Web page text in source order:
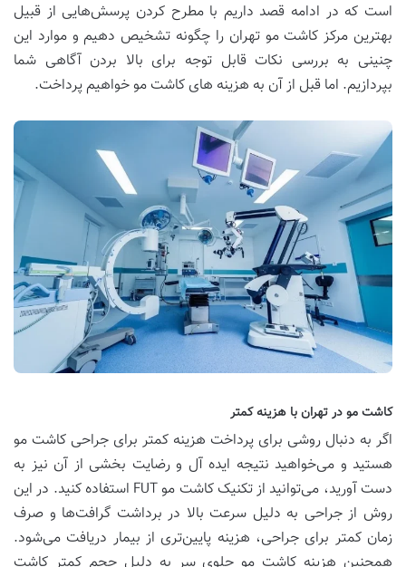
است که در ادامه قصد داریم با مطرح کردن پرسش‌هایی از قبیل
بهترین مرکز کاشت مو تهران را چگونه تشخیص دهیم و موارد این
چنینی به بررسی نکات قابل توجه برای بالا بردن آگاهی شما
بپردازیم. اما قبل از آن به هزینه های کاشت مو خواهیم پرداخت.
کاشت مو در تهران با هزینه کمتر
اگر به دنبال روشی برای پرداخت هزینه کمتر برای جراحی کاشت مو
هستید و می‌خواهید نتیجه ایده آل و رضایت بخشی از آن نیز به
دست آورید، می‌توانید از تکنیک کاشت مو FUT استفاده کنید. در این
روش از جراحی به دلیل سرعت بالا در برداشت گرافت‌ها و صرف
زمان کمتر برای جراحی، هزینه پایین‌تری از بیمار دریافت می‌شود.